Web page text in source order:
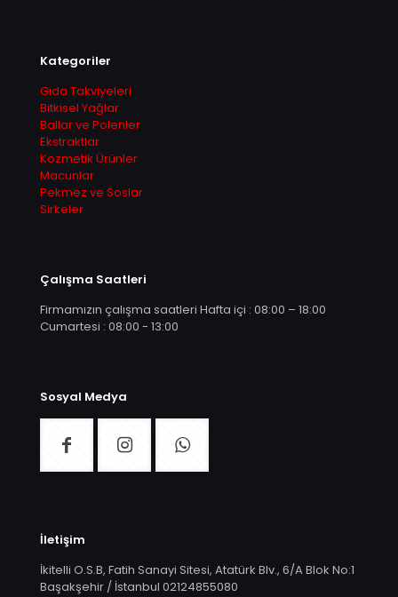
Kategoriler
Gıda Takviyeleri
Bitkisel Yağlar
Ballar ve Polenler
Ekstraktlar
Kozmetik Ürünler
Macunlar
Pekmez ve Soslar
Sirkeler
Çalışma Saatleri
Firmamızın çalışma saatleri Hafta içi : 08:00 – 18:00
Cumartesi : 08:00 - 13:00
Sosyal Medya
İletişim
İkitelli O.S.B, Fatih Sanayi Sitesi, Atatürk Blv., 6/A Blok No:1
Başakşehir / İstanbul 02124855080